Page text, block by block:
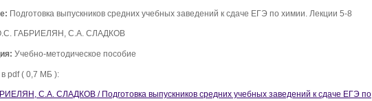
Подготовка выпускников средних учебных заведений к сдаче ЕГЭ по химии. Лекции 5-8
ГАБРИЕЛЯН, С.А. СЛАДКОВ
Учебно-методическое пособие
в pdf ( 0,7 МБ ):
С.А. СЛАДКОВ / Подготовка выпускников средних учебных заведений к сдаче ЕГЭ по